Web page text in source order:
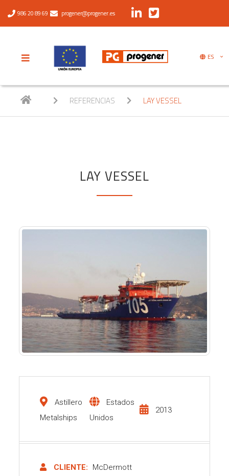
986 20 89 69 progener@progener.es
ES
REFERENCIAS LAY VESSEL
LAY VESSEL
Astillero
Metalships
Estados
Unidos
2013
CLIENTE: McDermott